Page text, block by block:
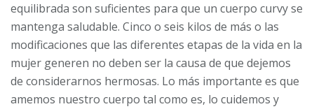
equilibrada son suficientes para que un cuerpo curvy se
mantenga saludable. Cinco o seis kilos de más o las
modificaciones que las diferentes etapas de la vida en la
mujer generen no deben ser la causa de que dejemos
de considerarnos hermosas. Lo más importante es que
amemos nuestro cuerpo tal como es, lo cuidemos y